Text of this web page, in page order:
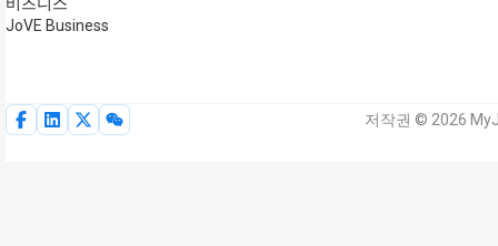
JoVE Business
저작권 © 2026